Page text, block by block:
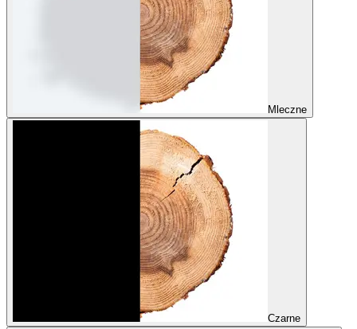
Mleczne
Czarne